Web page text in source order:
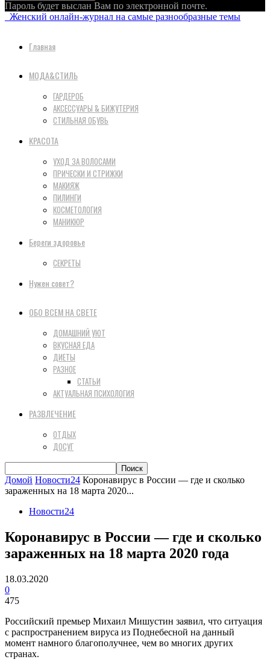
Пароль будет выслан Вам по электронной почте.
Женский онлайн-журнал на самые разнообразные темы
Главная
МОДА&СТИЛЬ
ГАРДЕРОБ
АКСЕССУАРЫ & БИЖУТЕРИЯ
СТИЛЬНАЯ ОБУВЬ
КРАСОТА
УХОД ЗА ВОЛОСАМИ
ПРИЧЕСКИ И СТРИЖКИ
МАКИЯЖ
ПИЛИНГИ
КОСМЕТОЛОГИЯ
МАНИКЮР
Береги здоровье
СЕКРЕТЫ
Нужен совет?
ОБО ВСЕМ НА СВЕТЕ
ДОМАШНИЙ УЮТ
ВКУСНАЯ ЕДА
ДИЕТЫ
РАЗНОЕ
СТАТЬИ
АКТУАЛЬНАЯ ПСИХОЛОГИЯ
РАЗВЛЕЧЕНИЕ
ОТДЫХ
ДОСУГ
Домой Новости24 Коронавирус в России — где и сколько
зараженных на 18 марта 2020...
Новости24
Коронавирус в России — где и сколько
зараженных на 18 марта 2020 года
18.03.2020
0
475
Российский премьер Михаил Мишустин заявил, что ситуация
с распространением вируса из Поднебесной на данный
момент намного благополучнее, чем во многих других
странах.